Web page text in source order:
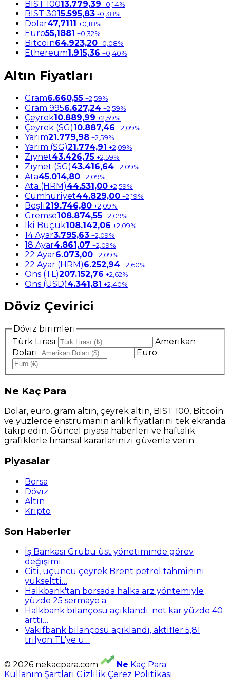
BIST 10013.779,39 -0,14%
BIST 3015.595,83 -0,38%
Dolar47,7111 +0,18%
Euro55,1881 +0,32%
Bitcoin64.923,20 -0,08%
Ethereum1.915,36 +0,40%
Altın Fiyatları
Gram6.660,55 +2,59%
Gram 9956.627,24 +2,59%
Çeyrek10.889,99 +2,59%
Çeyrek (SG)10.887,46 +2,09%
Yarım21.779,98 +2,59%
Yarım (SG)21.774,91 +2,09%
Ziynet43.426,75 +2,59%
Ziynet (SG)43.416,64 +2,09%
Ata45.014,80 +2,09%
Ata (HRM)44.531,00 +2,59%
Cumhuriyet44.829,00 +2,19%
Beşli219.746,80 +2,09%
Gremse108.874,55 +2,09%
İki Buçuk108.142,06 +2,09%
14 Ayar3.795,63 +2,09%
18 Ayar4.861,07 +2,09%
22 Ayar6.073,00 +2,09%
22 Ayar (HRM)6.252,94 +2,60%
Ons (TL)207.152,76 +2,62%
Ons (USD)4.341,81 +2,40%
Döviz Çevirici
Döviz birimleri
Türk Lirası
Amerikan
Doları
Euro
Ne Kaç Para
Dolar, euro, gram altın, çeyrek altın, BIST 100, Bitcoin
ve yüzlerce enstrümanın anlık fiyatlarını tek ekranda
takip edin. Güncel piyasa haberleri ve haftalık
grafiklerle finansal kararlarınızı güvenle verin.
Piyasalar
Borsa
Döviz
Altın
Kripto
Son Haberler
İş Bankası Grubu üst yönetiminde görev
değişimi…
Citi, üçüncü çeyrek Brent petrol tahminini
yükseltti…
Halkbank'tan borsada halka arz yöntemiyle
yüzde 25 sermaye a…
Halkbank bilançosu açıklandı; net kar yüzde 40
arttı…
Vakıfbank bilançosu açıklandı, aktifler 5,81
trilyon TL'ye u…
© 2026 nekacpara.com Ne Kaç Para
Kullanım Şartları Gizlilik Çerez Politikası